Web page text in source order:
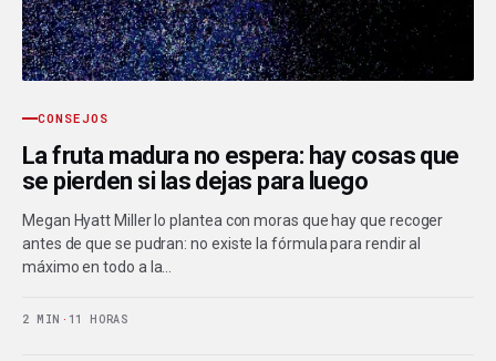
CONSEJOS
La fruta madura no espera: hay cosas que
se pierden si las dejas para luego
Megan Hyatt Miller lo plantea con moras que hay que recoger
antes de que se pudran: no existe la fórmula para rendir al
máximo en todo a la…
2 MIN · 11 HORAS